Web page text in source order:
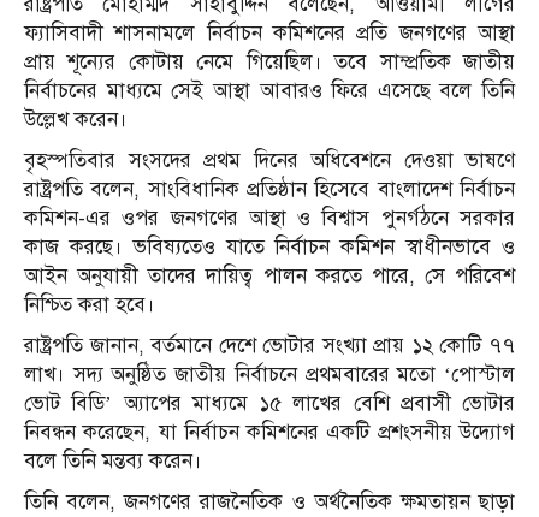
ফ্যাসিবাদী শাসনামলে নির্বাচন কমিশনের প্রতি জনগণের আস্থা
প্রায় শূন্যের কোটায় নেমে গিয়েছিল। তবে সাম্প্রতিক জাতীয়
নির্বাচনের মাধ্যমে সেই আস্থা আবারও ফিরে এসেছে বলে তিনি
উল্লেখ করেন।
বৃহস্পতিবার সংসদের প্রথম দিনের অধিবেশনে দেওয়া ভাষণে
রাষ্ট্রপতি বলেন, সাংবিধানিক প্রতিষ্ঠান হিসেবে বাংলাদেশ নির্বাচন
কমিশন-এর ওপর জনগণের আস্থা ও বিশ্বাস পুনর্গঠনে সরকার
কাজ করছে। ভবিষ্যতেও যাতে নির্বাচন কমিশন স্বাধীনভাবে ও
আইন অনুযায়ী তাদের দায়িত্ব পালন করতে পারে, সে পরিবেশ
নিশ্চিত করা হবে।
রাষ্ট্রপতি জানান, বর্তমানে দেশে ভোটার সংখ্যা প্রায় ১২ কোটি ৭৭
লাখ। সদ্য অনুষ্ঠিত জাতীয় নির্বাচনে প্রথমবারের মতো ‘পোস্টাল
ভোট বিডি’ অ্যাপের মাধ্যমে ১৫ লাখের বেশি প্রবাসী ভোটার
নিবন্ধন করেছেন, যা নির্বাচন কমিশনের একটি প্রশংসনীয় উদ্যোগ
বলে তিনি মন্তব্য করেন।
তিনি বলেন, জনগণের রাজনৈতিক ও অর্থনৈতিক ক্ষমতায়ন ছাড়া